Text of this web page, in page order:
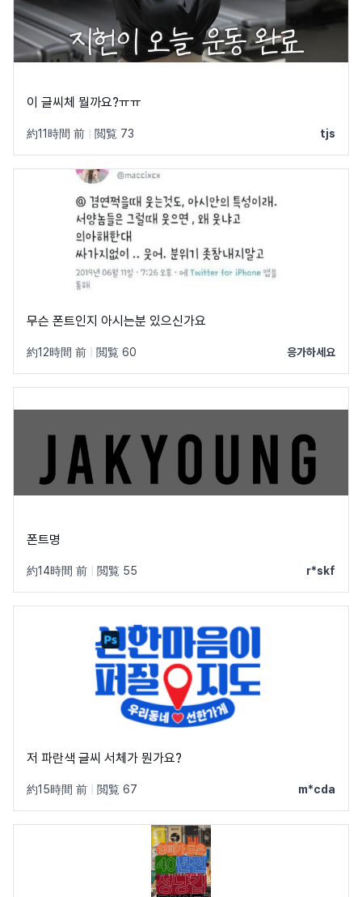
이 글씨체 뭘까요?ㅠㅠ
約11時間 前 閲覧 73 tjs
무슨 폰트인지 아시는분 있으신가요
約12時間 前 閲覧 60 응가하세요
폰트명
約14時間 前 閲覧 55 r*skf
저 파란색 글씨 서체가 뭔가요?
約15時間 前 閲覧 67 m*cda